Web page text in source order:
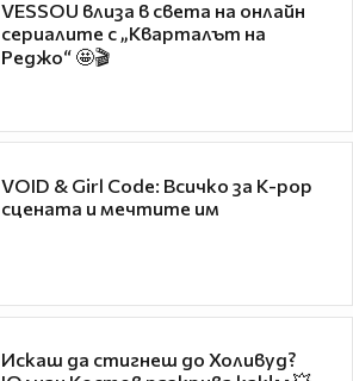
VESSOU влиза в света на онлайн
сериалите с „Кварталът на
Реджо“ 🤩🎬
VOID & Girl Code: Всичко за K-pop
сцената и мечтите им
Искаш да стигнеш до Холивуд?